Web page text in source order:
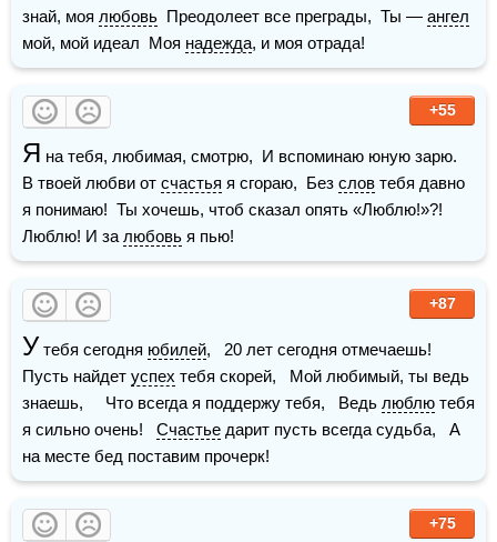
знай, моя любовь
  Преодолеет все преграды,  Ты —
ангел
мой, мой идеал  Моя надежда, и моя отрада!
+55
Я на тебя, любимая, смотрю,  И вспоминаю юную зарю.
В твоей любви от счастья я сгораю,  Без слов тебя давно
я понимаю!  Ты хочешь, чтоб сказал опять «Люблю!»?!
Люблю! И за любовь я пью!
+87
У тебя сегодня юбилей,   20 лет сегодня отмечаешь!
Пусть найдет успех тебя скорей,   Мой любимый, ты ведь
знаешь,     Что всегда я поддержу тебя,   Ведь люблю тебя
я сильно очень! Счастье дарит пусть всегда судьба,   А
на месте бед поставим прочерк!
+75